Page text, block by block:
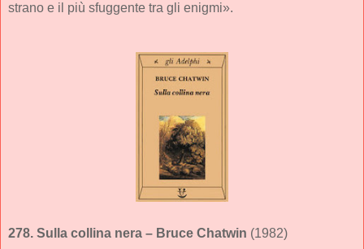
strano e il più sfuggente tra gli enigmi».
278. Sulla collina nera – Bruce Chatwin (1982)